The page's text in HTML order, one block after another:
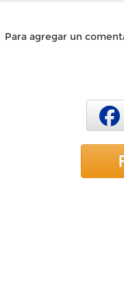
Para agregar un